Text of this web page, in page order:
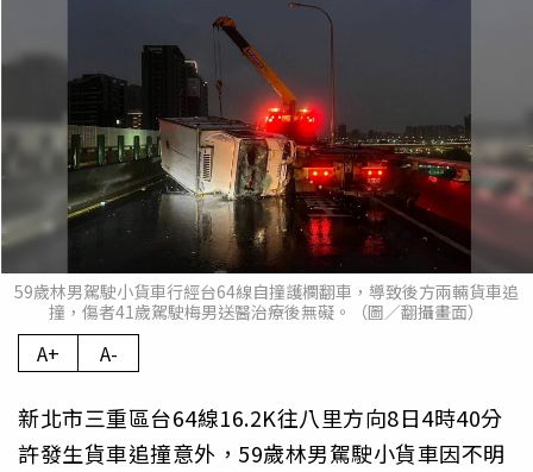
59歲林男駕駛小貨車行經台64線自撞護欄翻車，導致後方兩輛貨車追
撞，傷者41歲駕駛梅男送醫治療後無礙。（圖／翻攝畫面）
A+ A-
新北市三重區台64線16.2K往八里方向8日4時40分
許發生貨車追撞意外，59歲林男駕駛小貨車因不明